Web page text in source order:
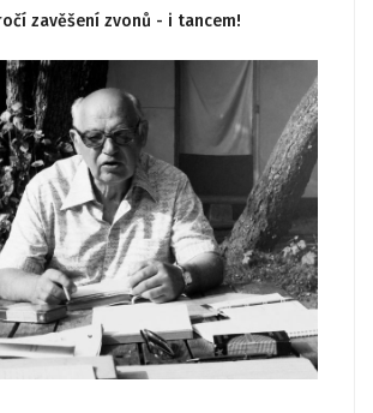
zavěšení zvonů - i tancem!